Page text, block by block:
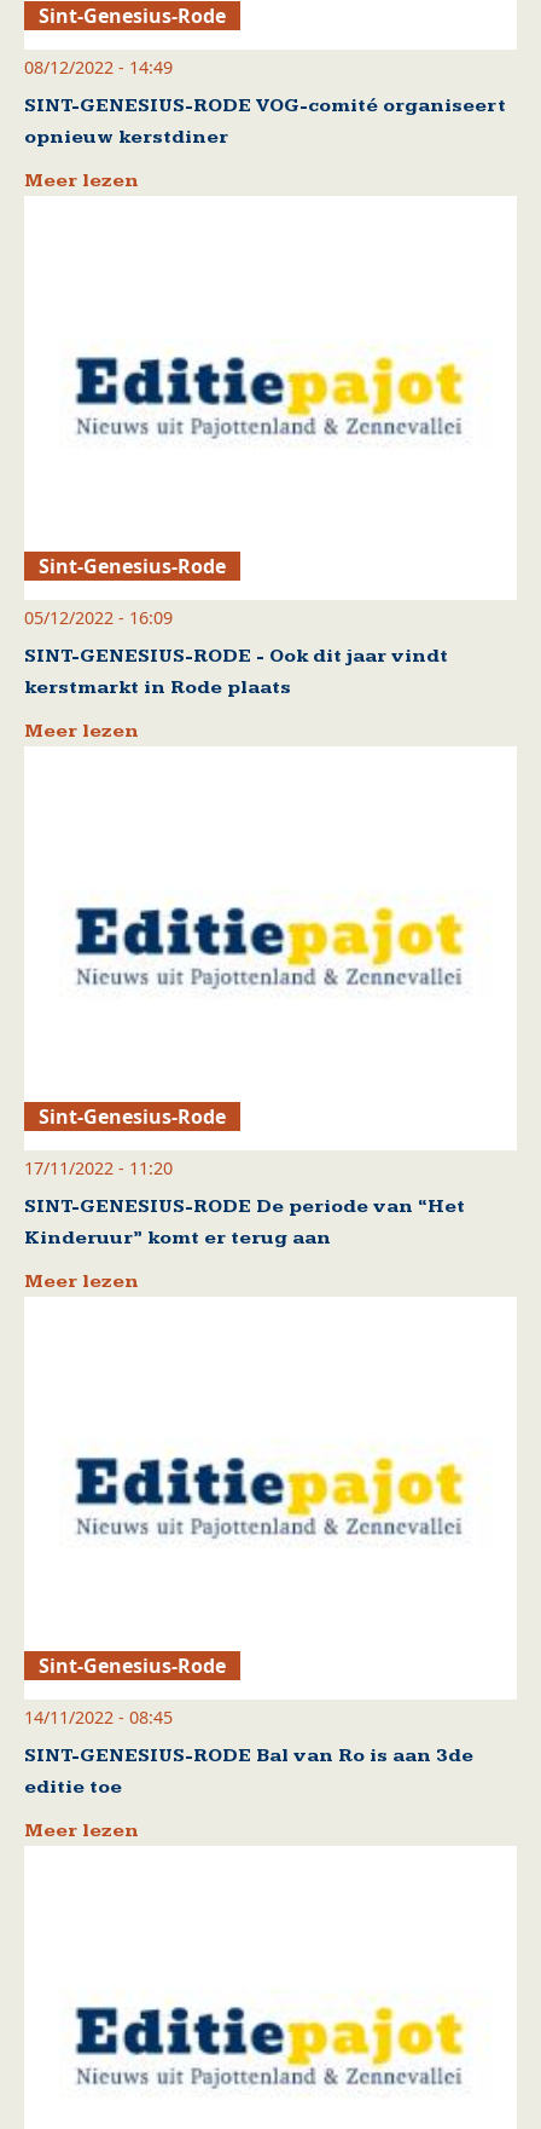
Sint-Genesius-Rode
08/12/2022 - 14:49
SINT-GENESIUS-RODE VOG-comité organiseert
opnieuw kerstdiner
Meer lezen
Sint-Genesius-Rode
05/12/2022 - 16:09
SINT-GENESIUS-RODE - Ook dit jaar vindt
kerstmarkt in Rode plaats
Meer lezen
Sint-Genesius-Rode
17/11/2022 - 11:20
SINT-GENESIUS-RODE De periode van “Het
Kinderuur” komt er terug aan
Meer lezen
Sint-Genesius-Rode
14/11/2022 - 08:45
SINT-GENESIUS-RODE Bal van Ro is aan 3de
editie toe
Meer lezen